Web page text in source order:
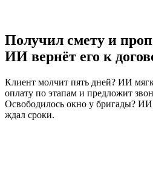
Получил смету и
ИИ вернёт его к
Клиент молчит пять дней? ИИ
оплату по этапам и предложит
Освободилось окно у бригады?
ждал сроки.